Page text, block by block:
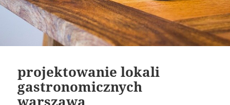
projektowanie lokali
gastronomicznych